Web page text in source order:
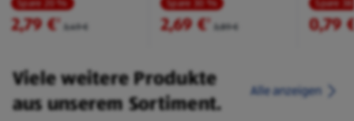
Spare 20 %
2,79 €² 3,49 €
Spare 30 %
2,69 €² 3,89 €
Spare
0,79
Viele weitere Produkte
aus unserem Sortiment.
Alle anzeigen